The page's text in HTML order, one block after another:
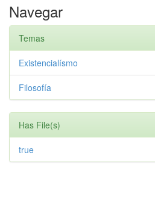
Navegar
Temas
Existencialísmo
Filosofía
Has File(s)
true